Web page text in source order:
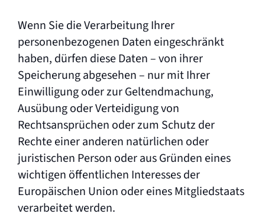
Wenn Sie die Verarbeitung Ihrer
personenbezogenen Daten eingeschränkt
haben, dürfen diese Daten – von ihrer
Speicherung abgesehen – nur mit Ihrer
Einwilligung oder zur Geltendmachung,
Ausübung oder Verteidigung von
Rechtsansprüchen oder zum Schutz der
Rechte einer anderen natürlichen oder
juristischen Person oder aus Gründen eines
wichtigen öffentlichen Interesses der
Europäischen Union oder eines Mitgliedstaats
verarbeitet werden.